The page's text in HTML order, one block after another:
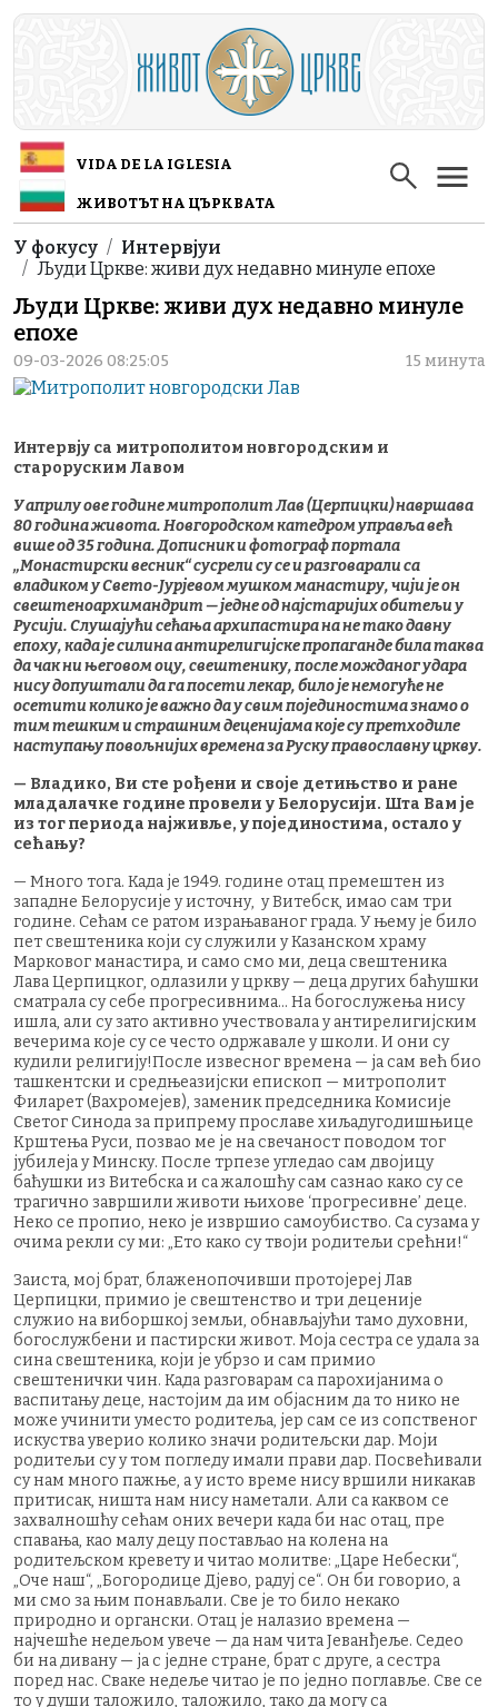
Skip to main content
VIDA DE LA IGLESIA
ЖИВОТЪТ НА ЦЪРКВАТА
Breadcrumb
У фокусу
Интервјуи
Људи Цркве: живи дух недавно минуле епохе
Људи Цркве: живи дух недавно минуле
епохе
09-03-2026 08:25:05 15 минута
Интервју са митрополитом новгородским и
староруским Лавом
У априлу ове године митрополит Лав (Церпицки) навршава
80 година живота. Новгородском катедром управља већ
више од 35 година. Дописник и фотограф портала
„Монастирски весник“ сусрели су се и разговарали са
владиком у Свето-Јурјевом мушком манастиру, чији је он
свештеноархимандрит — једне од најстаријих обитељи у
Русији. Слушајући сећања архипастира на не тако давну
епоху, када је силина антирелигијске пропаганде била таква
да чак ни његовом оцу, свештенику, после можданог удара
нису допуштали да га посети лекар, било је немогуће не
осетити колико је важно да у свим појединостима знамо о
тим тешким и страшним деценијама које су претходиле
наступању повољнијих времена за Руску православну цркву.
— Владико, Ви сте рођени и своје детињство и ране
младалачке године провели у Белорусији. Шта Вам је
из тог периода најживље, у појединостима, остало у
сећању?
— Много тога. Када је 1949. године отац премештен из
западне Белорусије у источну, у Витебск, имао сам три
године. Сећам се ратом израњаваног града. У њему је било
пет свештеника који су служили у Казанском храму
Марковог манастира, и само смо ми, деца свештеника
Лава Церпицког, одлазили у цркву — деца других баћушки
сматрала су себе прогресивнима... На богослужења нису
ишла, али су зато активно учествовала у антирелигијским
вечерима које су се често одржавале у школи. И они су
кудили религију!После извесног времена — ја сам већ био
ташкентски и средњеазијски епископ — митрополит
Филарет (Вахромејев), заменик председника Комисије
Светог Синода за припрему прославе хиљадугодишњице
Крштења Руси, позвао ме је на свечаност поводом тог
јубилеја у Минску. После трпезе угледао сам двојицу
баћушки из Витебска и са жалошћу сам сазнао како су се
трагично завршили животи њихове ‘прогресивне’ деце.
Неко се пропио, неко је извршио самоубиство. Са сузама у
очима рекли су ми: „Ето како су твоји родитељи срећни!“
Заиста, мој брат, блаженопочивши протојереј Лав
Церпицки, примио је свештенство и три деценије
служио на виборшкој земљи, обнављајући тамо духовни,
богослужбени и пастирски живот. Моја сестра се удала за
сина свештеника, који је убрзо и сам примио
свештенички чин. Када разговарам са парохијанима о
васпитању деце, настојим да им објасним да то нико не
може учинити уместо родитеља, јер сам се из сопственог
искуства уверио колико значи родитељски дар. Моји
родитељи су у том погледу имали прави дар. Посвећивали
су нам много пажње, а у исто време нису вршили никакав
притисак, ништа нам нису наметали. Али са каквом се
захвалношћу сећам оних вечери када би нас отац, пре
спавања, као малу децу постављао на колена на
родитељском кревету и читао молитве: „Царе Небески“,
„Оче наш“, „Богородице Дјево, радуј се“. Он би говорио, а
ми смо за њим понављали. Све је то било некако
природно и органски. Отац је налазио времена —
најчешће недељом увече — да нам чита Јеванђеље. Седео
би на дивану — ја с једне стране, брат с друге, а сестра
поред нас. Сваке недеље читао је по једно поглавље. Све се
то у души таложило, таложило, тако да могу са